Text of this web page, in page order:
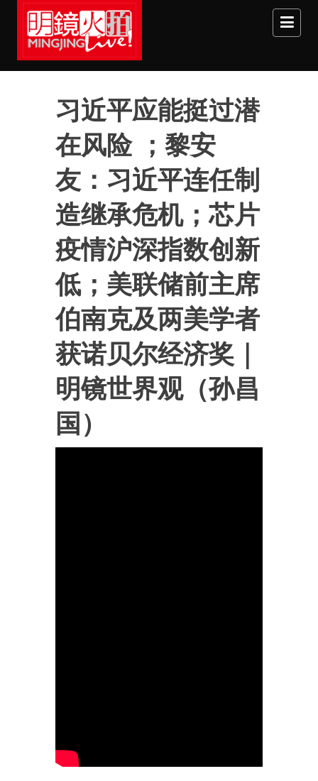
Skip to main content
习近平应能挺过潜
在风险 ；黎安
友：习近平连任制
造继承危机；芯片
疫情沪深指数创新
低；美联储前主席
伯南克及两美学者
获诺贝尔经济奖｜
明镜世界观（孙昌
国）